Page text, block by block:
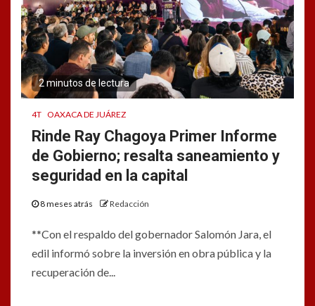
2 minutos de lectura
4T OAXACA DE JUÁREZ
Rinde Ray Chagoya Primer Informe
de Gobierno; resalta saneamiento y
seguridad en la capital
8 meses atrás Redacción
**Con el respaldo del gobernador Salomón Jara, el
edil informó sobre la inversión en obra pública y la
recuperación de...